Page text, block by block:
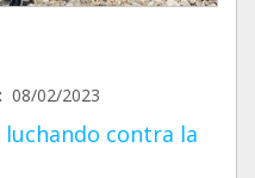
08/02/2023
luchando contra la